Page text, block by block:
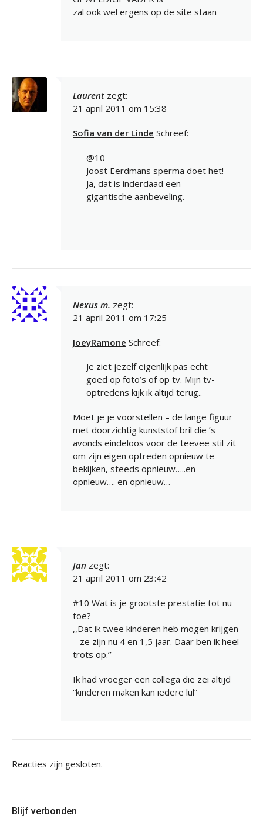
zal ook wel ergens op de site staan
Laurent zegt:
21 april 2011 om 15:38
Sofia van der Linde Schreef:
@10
Joost Eerdmans sperma doet het!
Ja, dat is inderdaad een
gigantische aanbeveling.
Nexus m. zegt:
21 april 2011 om 17:25
JoeyRamone Schreef:
Je ziet jezelf eigenlijk pas echt
goed op foto’s of op tv. Mijn tv-
optredens kijk ik altijd terug..
Moet je je voorstellen – de lange figuur
met doorzichtig kunststof bril die ’s
avonds eindeloos voor de teevee stil zit
om zijn eigen optreden opnieuw te
bekijken, steeds opnieuw…..en
opnieuw…. en opnieuw…
Jan zegt:
21 april 2011 om 23:42
#10 Wat is je grootste prestatie tot nu
toe?
,,Dat ik twee kinderen heb mogen krijgen
– ze zijn nu 4 en 1,5 jaar. Daar ben ik heel
trots op.’’
Ik had vroeger een collega die zei altijd
“kinderen maken kan iedere lul”
Reacties zijn gesloten.
Blijf verbonden